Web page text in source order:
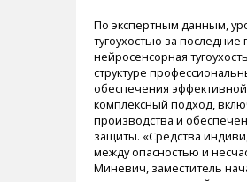
По экспертным данным,
тугоухостью за последние
нейросенсорная
структуре
обеспечения
комплексный подход,
производства и
защиты. «Средства
между опасностью и
Миневич, заместитель